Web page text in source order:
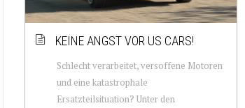
KEINE ANGST VOR US CARS!
Schlecht verarbeitet, versoffene Motoren
und eine katastrophale
Ersatzteilsituation? Unter den